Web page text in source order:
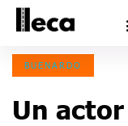
BUENARDO
Un